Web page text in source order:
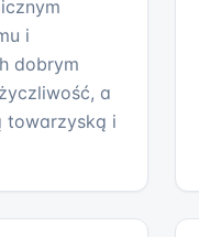
i
dobrym
a
towarzyską i